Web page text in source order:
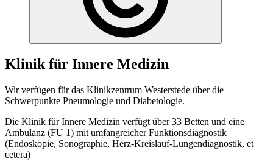
Klinik für Innere Medizin
Wir verfügen für das Klinikzentrum Westerstede über die
Schwerpunkte Pneumologie und Diabetologie.
Die Klinik für Innere Medizin verfügt über 33 Betten und eine
Ambulanz (FU 1) mit umfangreicher Funktionsdiagnostik
(Endoskopie, Sonographie, Herz-Kreislauf-Lungendiagnostik, et
cetera)